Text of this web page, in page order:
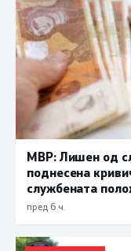
МВР: Лишен од
поднесена
службената
пред 6 ч.